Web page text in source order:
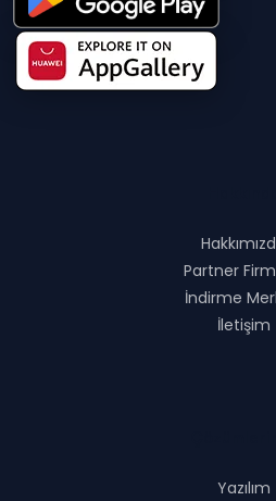
Partner
İndirme
İletişim
Yazılım